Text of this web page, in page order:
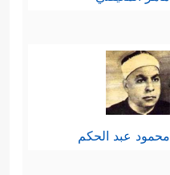
محمود عبد الحكم